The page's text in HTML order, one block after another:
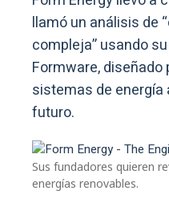
llamó un análisis de
compleja” usando
Formware, diseñado
sistemas de
futuro.
Sus fundadores quieren
energías renovables.